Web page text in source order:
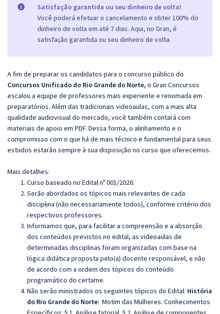
Satisfação garantida ou seu dinheiro de volta!
Você poderá efetuar o cancelamento e obter 100% do
dinheiro de volta em até 7 dias. Aqui, no Gran, é
satisfação garantida ou seu dinheiro de volta.
A fim de preparar os candidatos para o concurso público do
Concursos Unificado do Rio Grande do Norte, o Gran Concursos
escalou a equipe de professores mais experiente e renomada em
preparatórios. Além das tradicionais videoaulas, com a mais alta
qualidade audiovisual do mercado, você também contará com
materiais de apoio em PDF. Dessa forma, o alinhamento e o
compromisso com o que há de mais técnico e fundamental para seus
estudos estarão sempre à sua disposição no curso que oferecemos.
Mais detalhes:
Curso baseado no Edital nº 001/2026.
Serão abordados os tópicos mais relevantes de cada
disciplina (não necessariamente todos), conforme critério dos
respectivos professores.
Informamos que, para facilitar a compreensão e a absorção
dos conteúdos previstos no edital, as videoaulas de
determinadas disciplinas foram organizadas com base na
lógica didática proposta pelo(a) docente responsável, e não
de acordo com a ordem dos tópicos do conteúdo
programático do certame.
Não serão ministrados os seguintes tópicos do Edital: História
do Rio Grande do Norte: Motim das Mulheres. Conhecimentos